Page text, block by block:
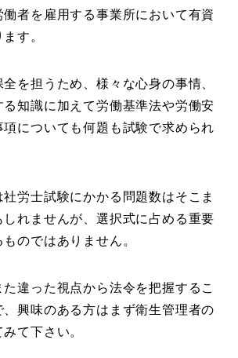
働者を雇用する事業所において有資
す。
を担うため、様々な心身の事情、
知識に加えて労働基準法や労働安
についても何題も試験で求められ
労士試験にかかる問題数はそこま
れませんが、選択式に占める重要
のではありません。
違った視点から法令を把握するこ
、興味のある方はまず衛生管理者の
て下さい。